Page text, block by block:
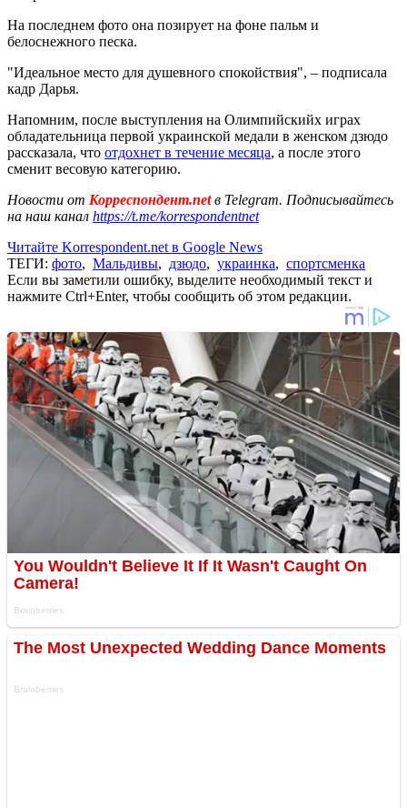
На последнем фото она позирует на фоне пальм и
белоснежного песка.
"Идеальное место для душевного спокойствия", – подписала
кадр Дарья.
Напомним, после выступления на Олимпийскийх играх
обладательница первой украинской медали в женском дзюдо
рассказала, что отдохнет в течение месяца, а после этого
сменит весовую категорию.
Новости от Корреспондент.netв Telegram. Подписывайтесь
на наш канал https://t.me/korrespondentnet
Читайте Korrespondent.net в Google News
ТЕГИ: фото, Мальдивы, дзюдо, украинка, спортсменка
Если вы заметили ошибку, выделите необходимый текст и
нажмите Ctrl+Enter, чтобы сообщить об этом редакции.